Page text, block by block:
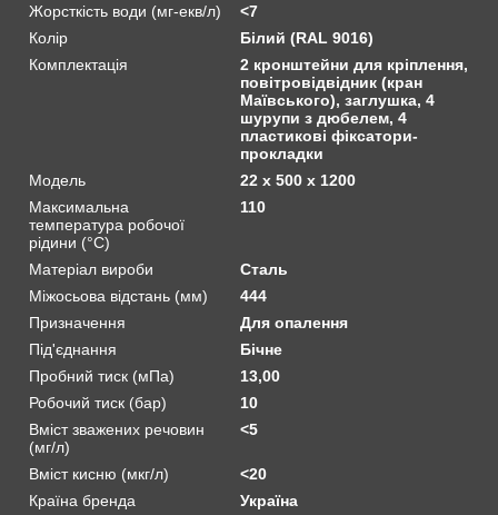
Жорсткість води (мг-екв/л)
<7
Колір
Білий (RAL 9016)
Комплектація
2 кронштейни для кріплення,
повітровідвідник (кран
Маївського), заглушка, 4
шурупи з дюбелем, 4
пластикові фіксатори-
прокладки
Мoдель
22 x 500 x 1200
Максимальна
температура робочої
рідини (°C)
110
Матеріал вироби
Сталь
Міжосьова відстань (мм)
444
Призначення
Для опалення
Під'єднання
Бічне
Пробний тиск (мПа)
13,00
Робочий тиск (бар)
10
Вміст зважених речовин
(мг/л)
<5
Вміст кисню (мкг/л)
<20
Країна бренда
Україна